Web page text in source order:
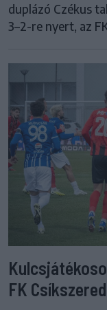
duplázó Czékus
3–2-re nyert, az
FK